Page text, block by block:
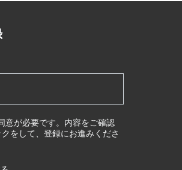
意が必要です。内容をご確認
をして、登録にお進みくださ